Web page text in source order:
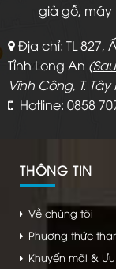
giả gỗ, máy
Địa chỉ: TL 827,
Tỉnh Long An (
Vĩnh Công, T. Tây
Hotline: 0858
THÔNG TIN
Về chúng tôi
Phương thức
Khuyến mãi &